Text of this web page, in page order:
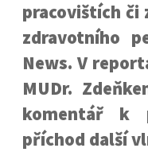
pracovištích či
zdravotního
News. V
MUDr.
komentář k
příchod další